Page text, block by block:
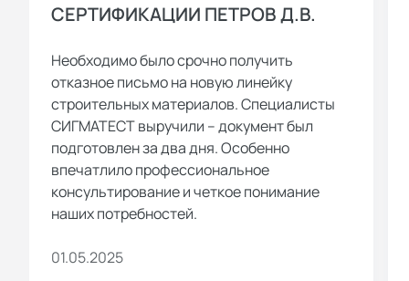
СЕРТИФИКАЦИИ ПЕТРОВ Д.В.
Необходимо было срочно получить
отказное письмо на новую линейку
строительных материалов. Специалисты
СИГМАТЕСТ выручили – документ был
подготовлен за два дня. Особенно
впечатлило профессиональное
консультирование и четкое понимание
наших потребностей.
01.05.2025